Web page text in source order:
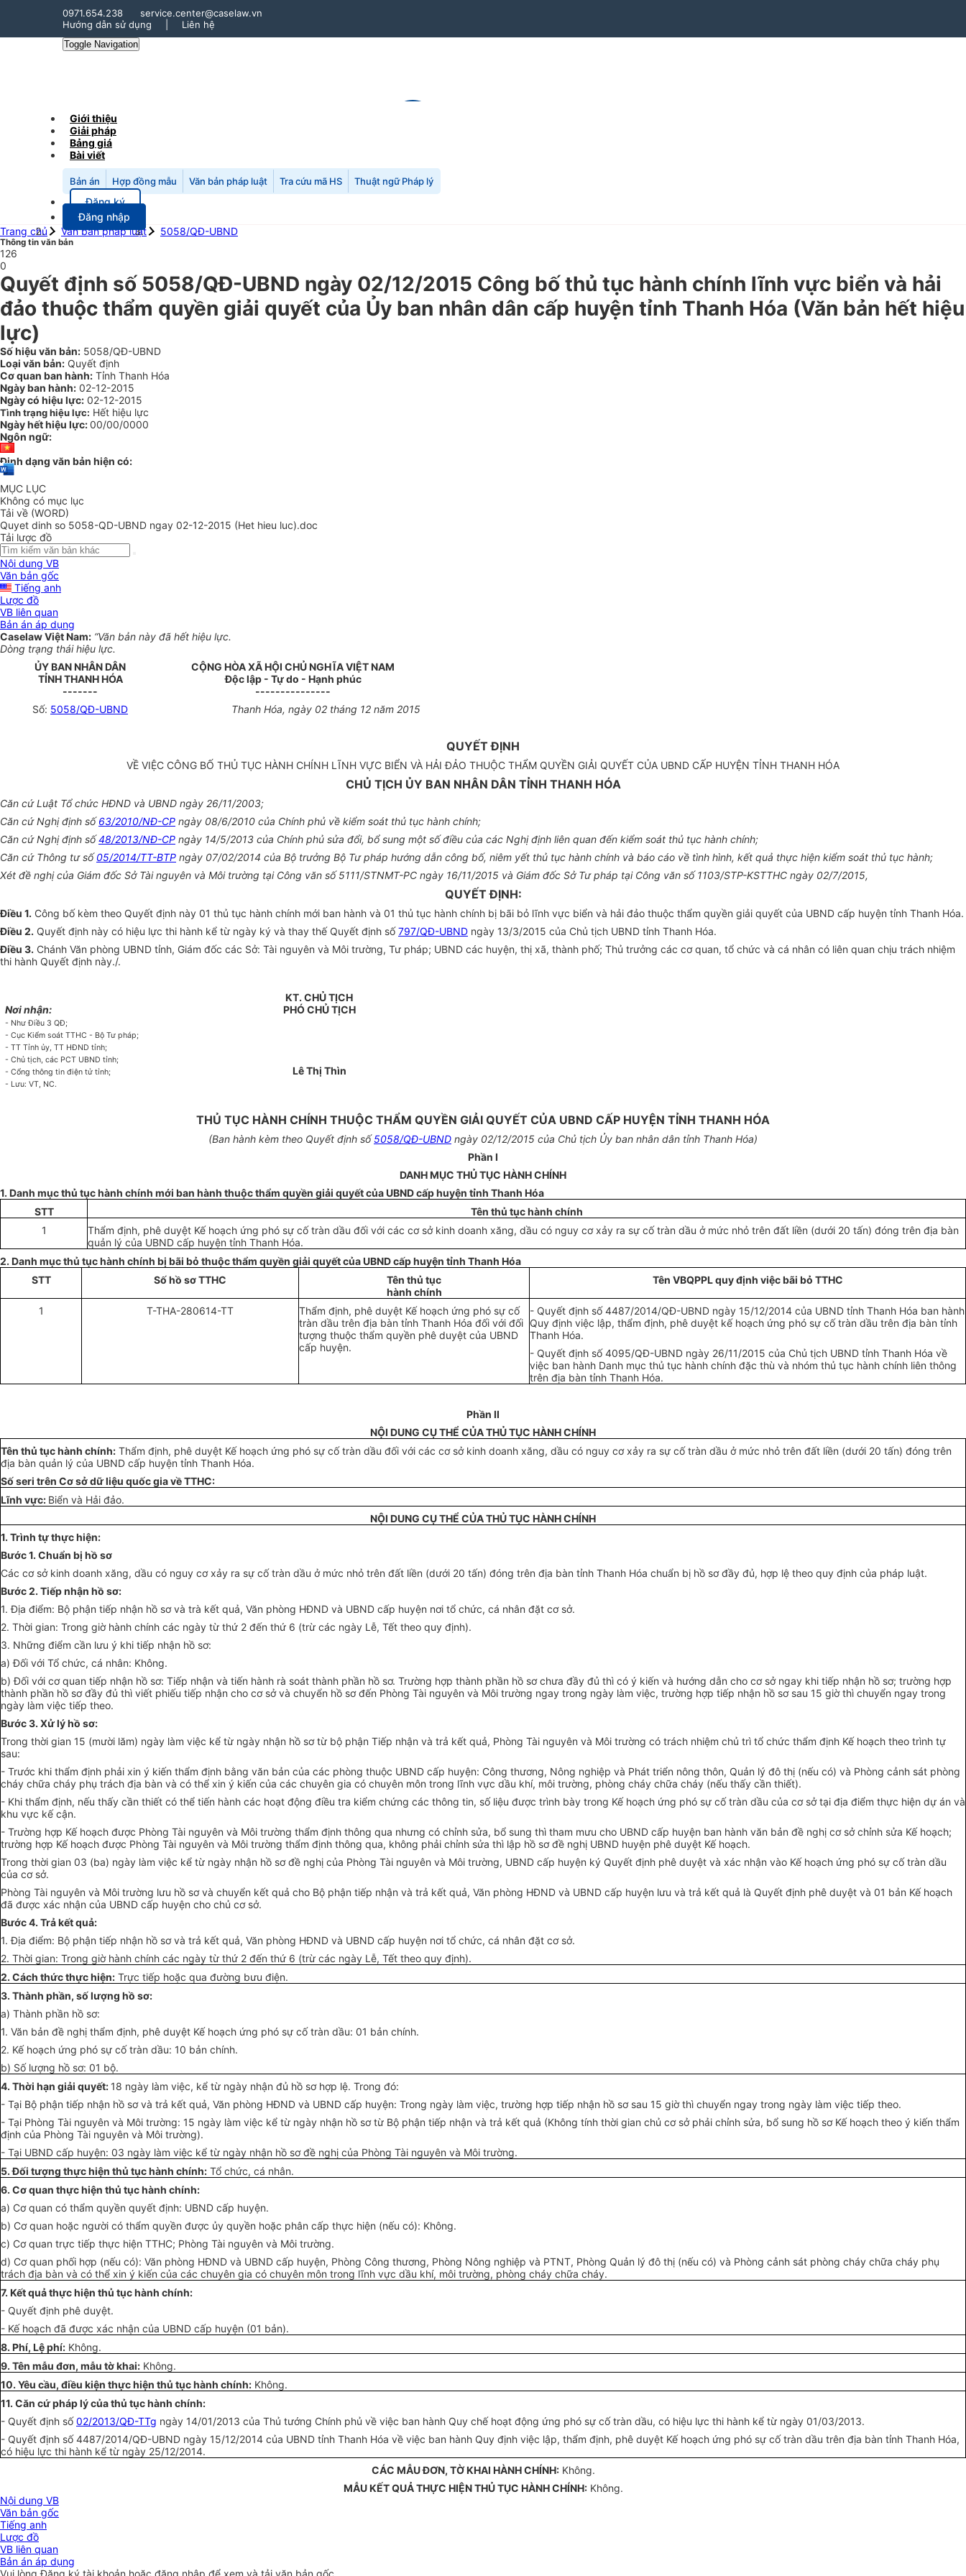
0971.654.238
service.center@caselaw.vn
Hướng dẫn sử dụng
Liên hệ
Toggle Navigation
Giới thiệu
Giải pháp
Bảng giá
Bài viết
Bản án Hợp đồng mẫu Văn bản pháp luật Tra cứu mã HS Thuật ngữ Pháp lý
Đăng ký
Đăng nhập
Trang chủ
Văn bản pháp luật 5058/QĐ-UBND
Thông tin văn bản
126
0
Quyết định số 5058/QĐ-UBND ngày 02/12/2015 Công bố thủ tục hành chính lĩnh vực biển và hải
đảo thuộc thẩm quyền giải quyết của Ủy ban nhân dân cấp huyện tỉnh Thanh Hóa (Văn bản hết hiệu
lực)
Số hiệu văn bản: 5058/QĐ-UBND
Loại văn bản: Quyết định
Cơ quan ban hành: Tỉnh Thanh Hóa
Ngày ban hành: 02-12-2015
Ngày có hiệu lực: 02-12-2015
Tình trạng hiệu lực: Hết hiệu lực
Ngày hết hiệu lực:00/00/0000
Ngôn ngữ:
Định dạng văn bản hiện có:
MỤC LỤC
Không có mục lục
Tải về (WORD)
Quyet dinh so 5058-QD-UBND ngay 02-12-2015 (Het hieu luc).doc
Tải lược đồ
Nội dung VB
Văn bản gốc
Tiếng anh
Lược đồ
VB liên quan
Bản án áp dụng
Caselaw Việt Nam: “Văn bản này đã hết hiệu lực.
Dòng trạng thái hiệu lực.
ỦY BAN NHÂN DÂN
TỈNH THANH HÓA
-------
CỘNG HÒA XÃ HỘI CHỦ NGHĨA VIỆT NAM
Độc lập - Tự do - Hạnh phúc
---------------
Số: 5058/QĐ-UBND Thanh Hóa, ngày 02tháng 12năm 2015
QUYẾT ĐỊNH
VỀ VIỆC CÔNG BỐ THỦ TỤC HÀNH CHÍNH LĨNH VỰC BIỂN VÀ HẢI ĐẢO THUỘC THẨM QUYỀN GIẢI QUYẾT CỦA UBND CẤP HUYỆN TỈNH THANH HÓA
CHỦ TỊCH ỦY BAN NHÂN DÂN TỈNH THANH HÓA
Căn cứ Luật Tổ chức HĐND và UBND ngày 26/11/2003;
Căn cứ Nghị định số63/2010/NĐ-CP ngày 08/6/2010 của Chính phủ về kiểm soát thủ tục hành chính;
Căn cứ Nghị định số48/2013/NĐ-CP ngày 14/5/2013 của Chính phủ sửa đổi, bổ sung một số điều của các Nghị định liên quan đến kiểm soát thủ tục hành chính;
Căn cứ Thông tư số05/2014/TT-BTP ngày 07/02/2014 của Bộ trưởng Bộ Tư pháp hướng dẫn công bố, niêm yết thủ tục hành chính và báo cáo về tình hình, kết quả thực hiện kiểm soát thủ tục hành;
Xét đề nghị của Giám đốc Sở Tài nguyên và Môi trường tại Công văn số 5111/STNMT-PC ngày 16/11/2015 và Giám đốc Sở Tư pháp tại Công văn số 1103/STP-KSTTHC ngày 02/7/2015,
QUYẾT ĐỊNH:
Điều 1. Công bố kèm theo Quyết định này 01 thủ tục hành chính mới ban hành và 01 thủ tục hành chính bị bãi bỏ lĩnh vực biển và hải đảo thuộc thẩm quyền giải quyết của UBND cấp huyện tỉnh Thanh Hóa.
Điều 2. Quyết định này có hiệu lực thi hành kể từ ngày ký và thay thế Quyết định số797/QĐ-UBND ngày 13/3/2015 của Chủ tịch UBND tỉnh Thanh Hóa.
Điều 3. Chánh Văn phòng UBND tỉnh, Giám đốc các Sở: Tài nguyên và Môi trường, Tư pháp; UBND các huyện, thị xã, thành phố; Thủ trưởng các cơ quan, tổ chức và cá nhân có liên quan chịu trách nhiệm
thi hành Quyết định này./.
Nơi nhận:
- Như Điều 3 QĐ;
- Cục Kiểm soát TTHC - Bộ Tư pháp;
- TT Tỉnhủy, TT HĐND tỉnh;
-Chủ tịch, các PCT UBND tỉnh;
-Cổng thông tin điện tử tỉnh;
- Lưu: VT, NC.
KT. CHỦ TỊCH
PHÓ CHỦ TỊCH
Lê Thị Thìn
THỦ TỤC HÀNH CHÍNH THUỘC THẨM QUYỀN GIẢI QUYẾT CỦA UBND CẤP HUYỆN TỈNH THANH HÓA
(Ban hành kèm theo Quyết định số5058/QĐ-UBND ngày 02/12/2015 của Chủ tịch Ủy ban nhân dân tỉnh Thanh Hóa)
Phần I
DANH MỤC THỦ TỤC HÀNH CHÍNH
1. Danh mục thủ tục hành chính mới ban hành thuộc thẩm quyền giải quyết củaUBNDcấp huyện tỉnh Thanh Hóa
STT
Tên thủ tục hành chính
1
Thẩm định, phê duyệt Kế hoạch ứng phó sự cố tràn dầu đối với các cơ sở kinh doanh xăng, dầu có nguy cơ xảy ra sự cố tràn dầu ở mức nhỏ trên đất liền (dưới 20 tấn) đóng trên địa bàn
quản lý của UBND cấp huyện tỉnh Thanh Hóa.
2. Danh mục thủ tục hành chính bị bãi bỏ thuộc thẩm quyền giải quyết của UBND cấp huyện tỉnh Thanh Hóa
STT
Sốhồ sơTTHC
Tên thủ tục
hành chính
Tên VBQPPL quy định việc bãi bỏ TTHC
1 T-THA-280614-TT
Thẩm định, phê duyệt Kế hoạch ứng phó sự cố
tràn dầu trên địa bàn tỉnh Thanh Hóa đối với đối
tượng thuộc thẩm quyền phê duyệt của UBND
cấp huyện.
- Quyết định số 4487/2014/QĐ-UBND ngày 15/12/2014 của UBND tỉnh Thanh Hóa ban hành
Quy định việc lập, thẩm định, phê duyệt kế hoạch ứng phó sự cố tràn dầu trên địa bàn tỉnh
Thanh Hóa.
- Quyết định số 4095/QĐ-UBND ngày 26/11/2015 của Chủ tịch UBND tỉnh Thanh Hóa về
việc ban hành Danh mục thủ tục hành chính đặc thù và nhóm thủ tục hành chính liên thông
trên địa bàn tỉnh Thanh Hóa.
Phần II
NỘI DUNG CỤ THỂ CỦA THỦ TỤC HÀNH CHÍNH
Tên thủ tục hành chính: Thẩm định, phê duyệt Kế hoạch ứng phó sự cố tràn dầu đối với các cơ sở kinh doanh xăng, dầu có nguy cơ xảy ra sự cố tràn dầu ở mức nhỏ trên đất liền (dưới 20 tấn) đóng trên
địa bàn quản lý của UBND cấp huyện tỉnh Thanh Hóa.
Số seri trên Cơ sởdữ liệu quốc gia về TTHC:
Lĩnh vực: Biển và Hải đảo.
NỘI DUNG CỤ THỂ CỦA THỦ TỤC HÀNH CHÍNH
1. Trình tự thực hiện:
Bước 1. Chuẩn bị hồ sơ
Các cơ sở kinh doanh xăng, dầu có nguy cơ xảy ra sự cố tràn dầu ở mức nhỏ trên đất liền (dưới 20 tấn) đóng trên địa bàn tỉnh Thanh Hóa chuẩn bị hồ sơ đầy đủ, hợp lệ theo quy định của pháp luật.
Bước 2. Tiếp nhận hồ sơ:
1. Địa điểm: Bộ phận tiếp nhận hồ sơ và trà kết quả, Văn phòng HĐND và UBND cấp huyện nơi tổ chức, cá nhân đặt cơ sở.
2. Thời gian: Trong giờ hành chính các ngày từ thứ 2 đến thứ 6 (trừ các ngày Lễ, Tết theo quy định).
3. Những điểm cần lưu ý khi tiếp nhận hồ sơ:
a) Đối với Tổ chức, cá nhân: Không.
b) Đối với cơ quan tiếp nhận hồ sơ: Tiếp nhận và tiến hành rà soát thành phần hồ sơ. Trường hợp thành phần hồ sơ chưa đầy đủ thì có ý kiến và hướng dẫn cho cơ sở ngay khi tiếp nhận hồ sơ; trường hợp
thành phần hồ sơ đầy đủ thì viết phiếu tiếp nhận cho cơ sở và chuyển hồ sơ đến Phòng Tài nguyên và Môi trường ngay trong ngày làm việc, trường hợp tiếp nhận hồ sơ sau 15 giờ thì chuyển ngay trong
ngày làm việc tiếp theo.
Bước 3. Xử lý hồ sơ:
Trong thời gian 15 (mười lăm) ngày làm việc kể từ ngày nhận hồ sơ từ bộ phận Tiếp nhận và trả kết quả, Phòng Tài nguyên và Môi trường có trách nhiệm chủ trì tổ chức thẩm định Kế hoạch theo trình tự
sau:
- Trước khi thẩm định phải xin ý kiến thẩm định bằng văn bản của các phòng thuộc UBND cấp huyện: Công thương, Nông nghiệp và Phát triển nông thôn, Quản lý đô thị (nếu có) và Phòng cảnh sát phòng
cháy chữa cháy phụ trách địa bàn và có thể xin ý kiến của các chuyên gia có chuyên môn trong lĩnh vực dầu khí, môi trường, phòng cháy chữa cháy (nếu thấy cần thiết).
- Khi thẩm định, nếu thấy cần thiết có thể tiến hành các hoạt động điều tra kiểm chứng các thông tin, số liệu được trình bày trong Kế hoạch ứng phó sự cố tràn dầu của cơ sở tại địa điểm thực hiện dự án và
khu vực kế cận.
- Trường hợp Kế hoạch được Phòng Tài nguyên và Môi trường thẩm định thông qua nhưng có chỉnh sửa, bổ sung thì tham mưu cho UBND cấp huyện ban hành văn bản đề nghị cơ sở chỉnh sửa Kế hoạch;
trường hợp Kế hoạch được Phòng Tài nguyên và Môi trường thẩm định thông qua, không phải chỉnh sửa thì lập hồ sơ đề nghị UBND huyện phê duyệt Kế hoạch.
Trong thời gian 03 (ba) ngày làm việc kể từ ngày nhận hồ sơ đề nghị của Phòng Tài nguyên và Môi trường, UBND cấp huyện ký Quyết định phê duyệt và xác nhận vào Kế hoạch ứng phó sự cố tràn dầu
của cơ sở.
Phòng Tài nguyên và Môi trường lưu hồ sơ và chuyển kết quả cho Bộ phận tiếp nhận và trả kết quả, Văn phòng HĐND và UBND cấp huyện lưu và trả kết quả là Quyết định phê duyệt và 01 bản Kế hoạch
đã được xác nhận của UBND cấp huyện cho chủ cơ sở.
Bước 4. Trả kết quả:
1. Địa điểm: Bộ phận tiếp nhận hồ sơ và trả kết quả, Văn phòng HĐND và UBND cấp huyện nơi tổ chức, cá nhân đặt cơ sở.
2. Thời gian: Trong giờ hành chính các ngày từ thứ 2 đến thứ 6 (trừ các ngày Lễ, Tết theo quy định).
2. Cách thức thực hiện: Trực tiếp hoặc qua đường bưu điện.
3. Thành phần, sốlượng hồ sơ:
a) Thành phần hồ sơ:
1. Văn bản đề nghị thẩm định, phê duyệt Kế hoạch ứng phó sự cốtràn dầu: 01 bản chính.
2. Kế hoạch ứng phó sự cốtràn dầu: 10 bản chính.
b) Số lượng hồ sơ: 01 bộ.
4. Thời hạn giải quyết: 18 ngày làm việc, kể từ ngày nhận đủ hồ sơ hợp lệ. Trong đó:
- Tại Bộ phận tiếp nhận hồ sơ và trả kết quả, Văn phòng HĐND và UBND cấp huyện: Trong ngày làm việc, trường hợp tiếp nhận hồ sơ sau 15 giờ thì chuyển ngay trong ngày làm việc tiếp theo.
- Tại Phòng Tài nguyên và Môi trường: 15 ngày làm việc kể từ ngày nhận hồ sơ từ Bộ phận tiếp nhận và trả kết quả (Không tính thời gian chủ cơ sở phải chỉnh sửa, bổ sung hồ sơ Kế hoạch theo ý kiến thẩm
định của Phòng Tài nguyên và Môi trường).
- Tại UBND cấp huyện: 03 ngày làm việc kể từ ngày nhận hồ sơ đề nghị của Phòng Tài nguyên và Môi trường.
5. Đối tượng thực hiện thủ tục hành chính: Tổ chức, cá nhân.
6. Cơ quan thực hiện thủ tục hành chính:
a) Cơ quan có thẩm quyền quyết định: UBND cấp huyện.
b) Cơ quan hoặc người có thẩm quyền được ủy quyền hoặc phân cấp thực hiện (nếu có): Không.
c) Cơ quan trực tiếp thực hiện TTHC; Phòng Tài nguyên và Môi trường.
d) Cơ quan phối hợp (nếu có): Văn phòng HĐND và UBND cấp huyện, Phòng Công thương, Phòng Nông nghiệp và PTNT, Phòng Quản lý đô thị (nếu có) và Phòng cảnh sát phòng cháy chữa cháy phụ
trách địa bàn và có thể xin ý kiến của các chuyên gia có chuyên môn trong lĩnh vực dầu khí, môi trường, phòng cháy chữa cháy.
7. Kết quả thực hiện thủ tục hành chính:
- Quyết định phê duyệt.
- Kế hoạch đã được xác nhận của UBND cấp huyện (01 bản).
8. Phí, Lệ phí: Không.
9. Tên mẫu đơn, mẫu tờ khai: Không.
10. Yêu cầu, điều kiện thực hiện thủ tục hành chính: Không.
11. Căn cứ pháp lý của thủ tục hành chính:
- Quyết định số02/2013/QĐ-TTg ngày 14/01/2013 của Thủ tướng Chính phủ về việc ban hành Quy chế hoạt động ứng phó sự cố tràn dầu, có hiệu lực thi hành kể từ ngày 01/03/2013.
- Quyết định số 4487/2014/QĐ-UBND ngày 15/12/2014 của UBND tỉnh Thanh Hóa về việc ban hành Quy định việc lập, thẩm định, phê duyệt Kế hoạch ứng phó sự cố tràn dầu trên địa bàn tỉnh Thanh Hóa,
có hiệu lực thi hành kể từ ngày 25/12/2014.
CÁC MẪU ĐƠN, TỜ KHAI HÀNH CHÍNH:Không.
MẪU KẾT QUẢ THỰC HIỆN THỦ TỤC HÀNH CHÍNH:Không.
Nội dung VB
Văn bản gốc
Tiếng anh
Lược đồ
VB liên quan
Bản án áp dụng
Vui lòngĐăng ký tài khoản hoặc đăng nhập để xem và tải văn bản gốc.